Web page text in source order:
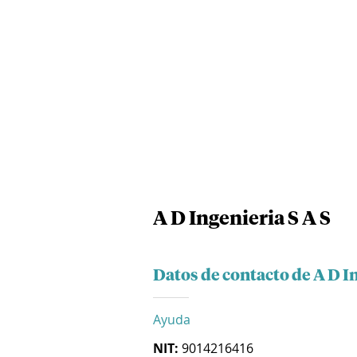
A D Ingenieria S A S
Datos de contacto de A D
Ayuda
NIT: 9014216416